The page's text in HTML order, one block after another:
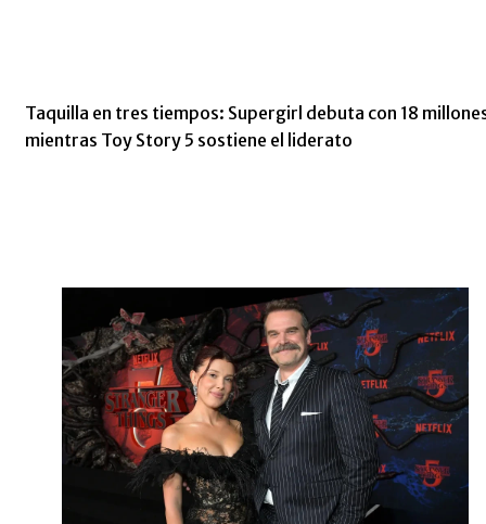
Taquilla en tres tiempos: Supergirl debuta con 18
mientras Toy Story 5 sostiene el liderato